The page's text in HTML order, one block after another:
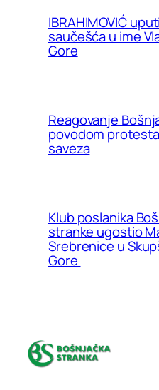
IBRAHIMOVIĆ
saučešća u ime
Gore
Reagovanje
povodom
saveza
Klub poslanika
stranke ugostio
Srebrenice u
Gore